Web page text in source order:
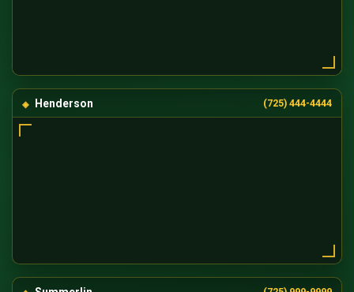
Henderson (725) 444-4444